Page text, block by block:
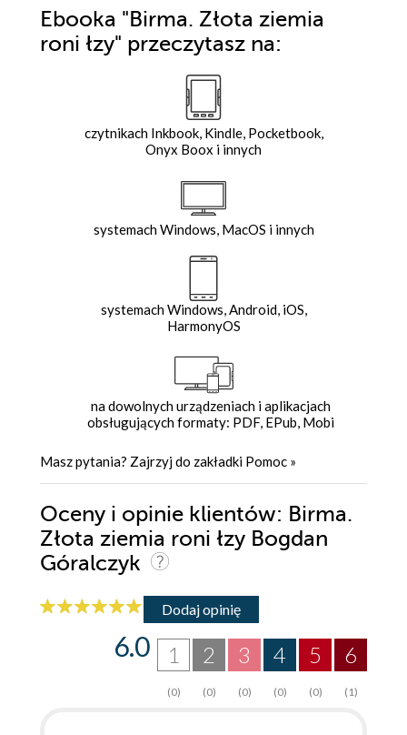
Ebooka "Birma. Złota ziemia
roni łzy" przeczytasz na:
czytnikach Inkbook, Kindle, Pocketbook,
Onyx Boox i innych
systemach Windows, MacOS i innych
systemach Windows, Android, iOS,
HarmonyOS
na dowolnych urządzeniach i aplikacjach
obsługujących formaty: PDF, EPub, Mobi
Masz pytania? Zajrzyj do zakładki Pomoc »
Oceny i opinie klientów: Birma.
Złota ziemia roni łzy Bogdan
Góralczyk
Dodaj opinię
6
(1)
5
(0)
4
(0)
3
(0)
2
(0)
1
(0)
6.0